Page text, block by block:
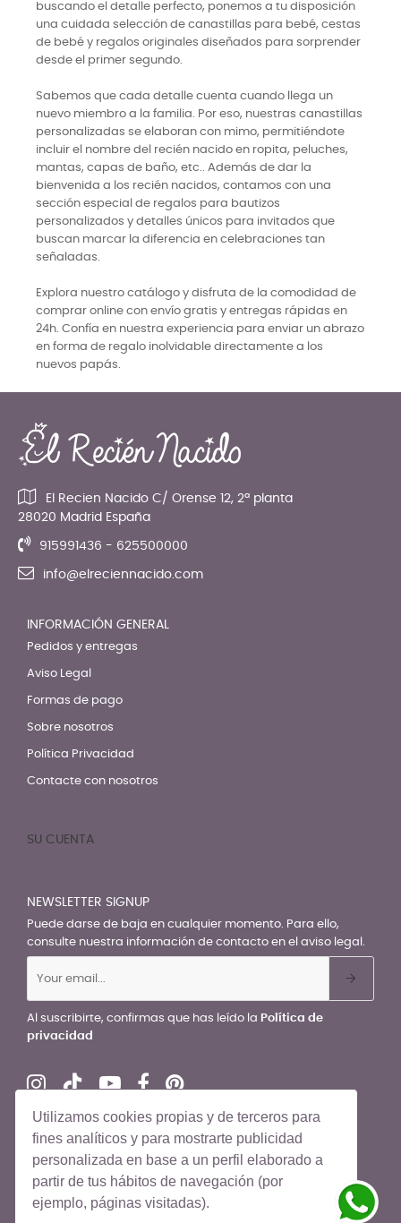
Utilizamos cookies propias y de terceros para
fines analíticos y para mostrarte publicidad
personalizada en base a un perfil elaborado a
partir de tus hábitos de navegación (por
ejemplo, páginas visitadas).
buscando el detalle perfecto, ponemos a tu disposición
una cuidada selección de canastillas para bebé, cestas
de bebé y regalos originales diseñados para sorprender
desde el primer segundo.
Sabemos que cada detalle cuenta cuando llega un
nuevo miembro a la familia. Por eso, nuestras canastillas
personalizadas se elaboran con mimo, permitiéndote
incluir el nombre del recién nacido en ropita, peluches,
mantas, capas de baño, etc.. Además de dar la
bienvenida a los recién nacidos, contamos con una
sección especial de regalos para bautizos
personalizados y detalles únicos para invitados que
buscan marcar la diferencia en celebraciones tan
señaladas.
Explora nuestro catálogo y disfruta de la comodidad de
comprar online con envío gratis y entregas rápidas en
24h. Confía en nuestra experiencia para enviar un abrazo
en forma de regalo inolvidable directamente a los
nuevos papás.
El Recien Nacido C/ Orense 12, 2ª planta
28020 Madrid España
915991436 - 625500000
info@elreciennacido.com
INFORMACIÓN GENERAL
Pedidos y entregas
Aviso Legal
Formas de pago
Sobre nosotros
Política Privacidad
Contacte con nosotros
SU CUENTA
NEWSLETTER SIGNUP
Puede darse de baja en cualquier momento. Para ello,
consulte nuestra información de contacto en el aviso legal.
Al suscribirte, confirmas que has leído la Política de
privacidad
© El Recién Nacido 2026. Todos los derechos reservados